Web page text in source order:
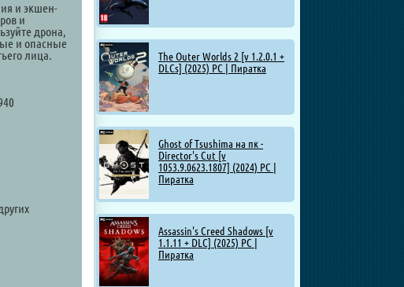
The Outer Worlds 2 [v 1.2.0.1 +
DLCs] (2025) PC | Пиратка
Ghost of Tsushima на пк -
Director's Cut [v
1053.9.0623.1807] (2024) PC |
Пиратка
Assassin's Creed Shadows [v
1.1.11 + DLC] (2025) PC |
Пиратка
и экшен-
и
дрона,
и опасные
лица.